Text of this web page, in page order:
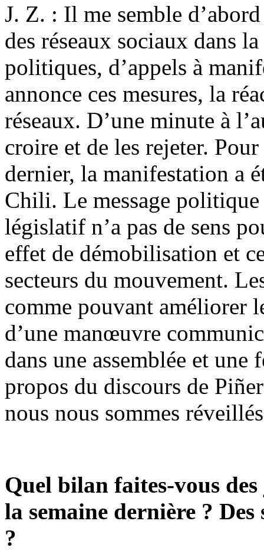
J. Z. : Il me semble
des réseaux sociaux dans
politiques, d’appels à
annonce ces mesures, la
réseaux. D’une minute à
croire et de les rejeter.
dernier, la manifestation a
Chili. Le message politique
législatif n’a pas de sens
effet de démobilisation et
secteurs du mouvement.
comme pouvant améliorer
d’une manœuvre
dans une assemblée et une
propos du discours de
nous nous sommes
Quel bilan faites-vous
la semaine dernière ?
?